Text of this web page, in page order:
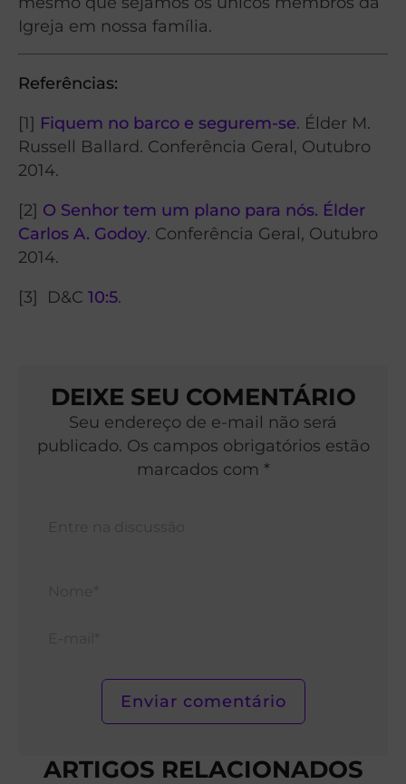
Igreja em nossa família.
Referências:
[1] Fiquem no barco e segurem-se. Élder M.
Russell Ballard. Conferência Geral, Outubro
2014.
[2] O Senhor tem um plano para nós. Élder
Carlos A. Godoy. Conferência Geral, Outubro
2014.
[3] D&C 10:5.
DEIXE SEU COMENTÁRIO
Seu endereço de e-mail não será
publicado. Os campos obrigatórios estão
marcados com *
ARTIGOS RELACIONADOS